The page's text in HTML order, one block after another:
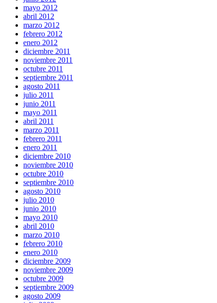
mayo 2012
abril 2012
marzo 2012
febrero 2012
enero 2012
diciembre 2011
noviembre 2011
octubre 2011
septiembre 2011
agosto 2011
julio 2011
junio 2011
mayo 2011
abril 2011
marzo 2011
febrero 2011
enero 2011
diciembre 2010
noviembre 2010
octubre 2010
septiembre 2010
agosto 2010
julio 2010
junio 2010
mayo 2010
abril 2010
marzo 2010
febrero 2010
enero 2010
diciembre 2009
noviembre 2009
octubre 2009
septiembre 2009
agosto 2009